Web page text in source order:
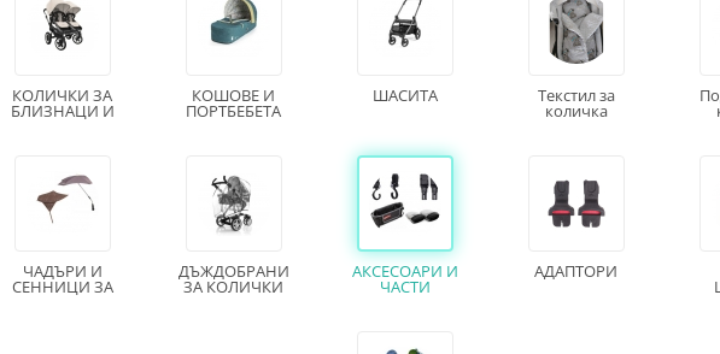
КОЛИЧКИ ЗА
БЛИЗНАЦИ И
ТРИЗНАЦИ
КОШОВЕ И
ПОРТБЕБЕТА
ШАСИТА Текстил за
количка
ЧАДЪРИ И
СЕННИЦИ ЗА
КОЛИЧКИ
ДЪЖДОБРАНИ
ЗА КОЛИЧКИ
АКСЕСОАРИ И
ЧАСТИ
АДАПТОРИ